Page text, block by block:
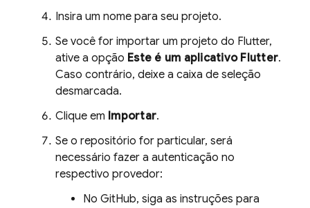
Insira um nome para seu projeto.
Se você for importar um projeto do Flutter,
ative a opção Este é um aplicativo Flutter.
Caso contrário, deixe a caixa de seleção
desmarcada.
Clique em Importar.
Se o repositório for particular, será
necessário fazer a autenticação no
respectivo provedor:
No GitHub, siga as instruções para